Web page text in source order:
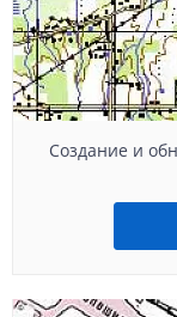
Создание и